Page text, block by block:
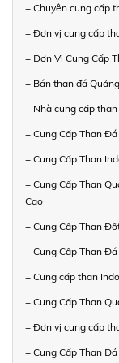
+ Chuyên cung cấp
+ Đơn vị cung cấp
+ Đơn Vị Cung Cấp
+ Bán than đá
+ Nhà cung cấp
+ Cung Cấp Than
+ Cung Cấp Than
+ Cung Cấp Than
Cao
+ Cung Cấp Than
+ Cung Cấp Than
+ Cung cấp than
+ Cung Cấp Than
+ Đơn vị cung cấp
+ Cung Cấp Than